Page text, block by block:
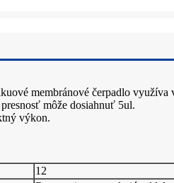
membránové čerpadlo využíva
môže dosiahnuť 5ul.
výkon.
12